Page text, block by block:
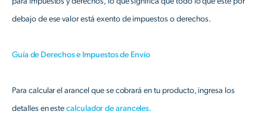
debajo de ese valor está exento de impuestos o derechos.
Guía de Derechos e Impuestos de Envío
Para calcular el arancel que se cobrará en tu producto, ingresa los
detalles en estecalculador de aranceles.